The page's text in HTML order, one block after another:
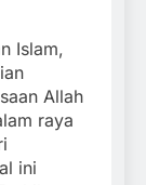
Islam,
Allah
raya
ini